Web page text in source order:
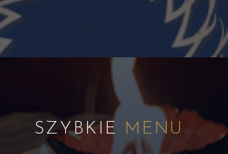
SZYBKIE MENU